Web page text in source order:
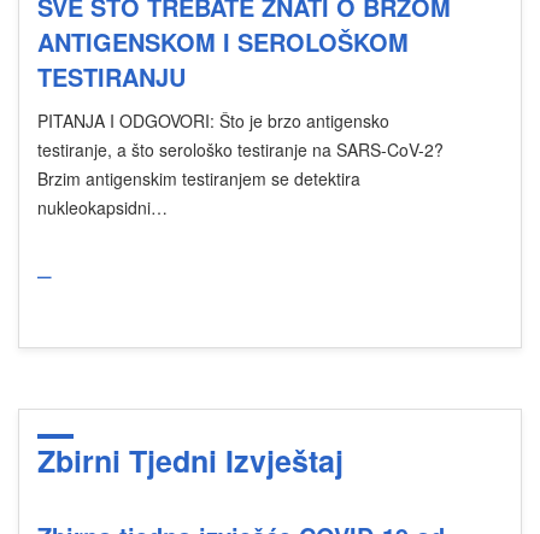
ANTIGENSKOM I SEROLOŠKOM
TESTIRANJU
PITANJA I ODGOVORI: Što je brzo antigensko
testiranje, a što serološko testiranje na SARS-CoV-2?
Brzim antigenskim testiranjem se detektira
nukleokapsidni…
Zbirni Tjedni Izvještaj